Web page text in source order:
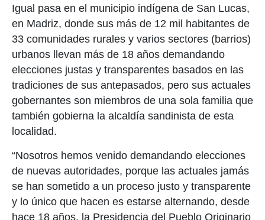
Igual pasa en el municipio indígena de San Lucas,
en Madriz, donde sus más de 12 mil habitantes de
33 comunidades rurales y varios sectores (barrios)
urbanos llevan más de 18 años demandando
elecciones justas y transparentes basados en las
tradiciones de sus antepasados, pero sus actuales
gobernantes son miembros de una sola familia que
también gobierna la alcaldía sandinista de esta
localidad.
“Nosotros hemos venido demandando elecciones
de nuevas autoridades, porque las actuales jamás
se han sometido a un proceso justo y transparente
y lo único que hacen es estarse alternando, desde
hace 18 años, la Presidencia del Pueblo Originario